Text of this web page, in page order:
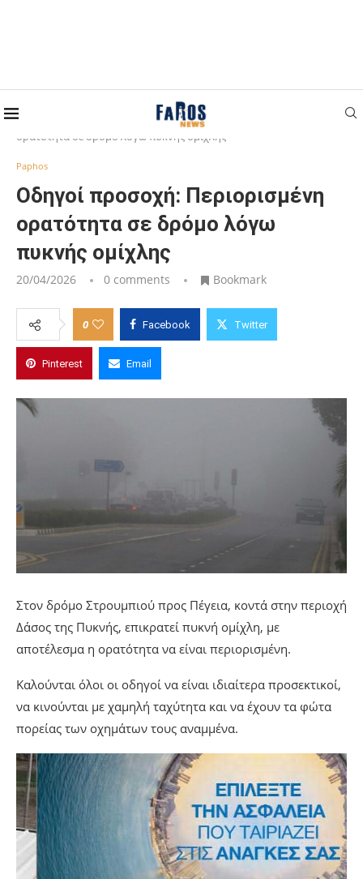
Home
Οδηγοί προσοχή: Περιορισμένη
ορατότητα σε δρόμο λόγω πυκνής ομίχλης
Paphos
Οδηγοί προσοχή: Περιορισμένη
ορατότητα σε δρόμο λόγω
πυκνής ομίχλης
20/04/2026 0 comments Bookmark
0 Facebook Twitter
Pinterest Email
Στον δρόμο Στρουμπιού προς Πέγεια, κοντά στην περιοχή
Δάσος της Πυκνής, επικρατεί πυκνή ομίχλη, με
αποτέλεσμα η ορατότητα να είναι περιορισμένη.
Καλούνται όλοι οι οδηγοί να είναι ιδιαίτερα προσεκτικοί,
να κινούνται με χαμηλή ταχύτητα και να έχουν τα φώτα
πορείας των οχημάτων τους αναμμένα.